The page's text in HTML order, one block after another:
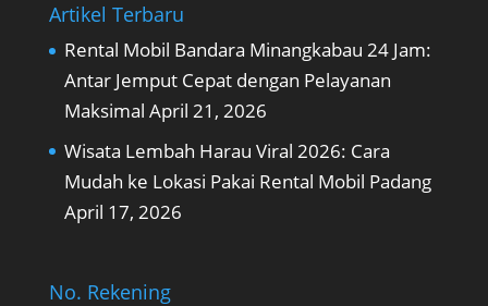
Artikel Terbaru
Rental Mobil Bandara Minangkabau 24 Jam:
Antar Jemput Cepat dengan Pelayanan
Maksimal April 21, 2026
Wisata Lembah Harau Viral 2026: Cara
Mudah ke Lokasi Pakai Rental Mobil Padang
April 17, 2026
No. Rekening